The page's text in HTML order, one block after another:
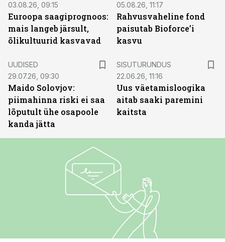
03.08.26, 09:15
Euroopa saagiprognoos:
mais langeb järsult,
õlikultuurid kasvavad
05.08.26, 11:17
Rahvusvaheline fond
paisutab Bioforce’i
kasvu
UUDISED
29.07.26, 09:30
Maido Solovjov:
piimahinna riski ei saa
lõputult ühe osapoole
kanda jätta
SISUTURUNDUS
22.06.26, 11:16
Uus väetamisloogika
aitab saaki paremini
kaitsta